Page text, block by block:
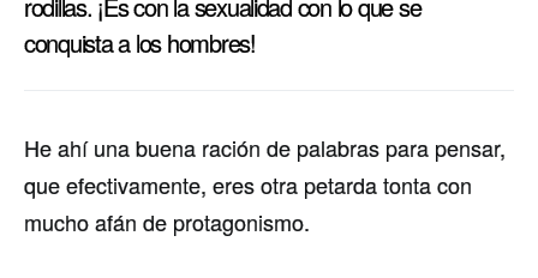
rodillas. ¡Es con la sexualidad con lo que se
conquista a los hombres!
He ahí­ una buena ración de palabras para pensar,
que efectivamente, eres otra petarda tonta con
mucho afán de protagonismo.